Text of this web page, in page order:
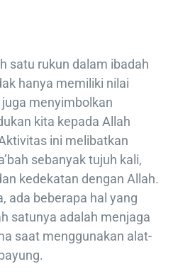
satu rukun dalam ibadah
hanya memiliki nilai
menyimbolkan
kita kepada Allah
ini melibatkan
sebanyak tujuh kali,
kedekatan dengan Allah.
ada beberapa hal yang
satunya adalah menjaga
saat menggunakan alat-